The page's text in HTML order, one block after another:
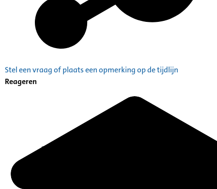
Stel een vraag of plaats een opmerking op de tijdlijn
Reageren